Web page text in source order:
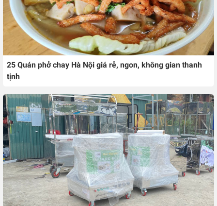
25 Quán phở chay Hà Nội giá rẻ, ngon, không gian thanh
tịnh